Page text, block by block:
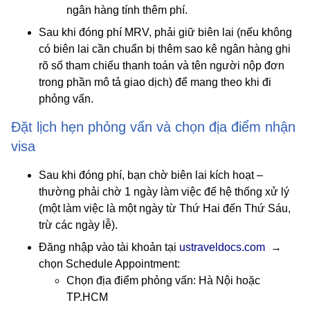
ngân hàng tính thêm phí.
Sau khi đóng phí MRV, phải giữ biên lai (nếu không
có biên lai cần chuẩn bị thêm sao kê ngân hàng ghi
rõ số tham chiếu thanh toán và tên người nộp đơn
trong phần mô tả giao dịch) để mang theo khi đi
phỏng vấn.
Đặt lịch hẹn phỏng vấn và chọn địa điểm nhận
visa
Sau khi đóng phí, bạn chờ biên lai kích hoạt –
thường phải chờ 1 ngày làm việc để hệ thống xử lý
(một làm việc là một ngày từ Thứ Hai đến Thứ Sáu,
trừ các ngày lễ).
Đăng nhập vào tài khoản tại ustraveldocs.com
→
chọn Schedule Appointment:
Chọn địa điểm phỏng vấn: Hà Nội hoặc
TP.HCM